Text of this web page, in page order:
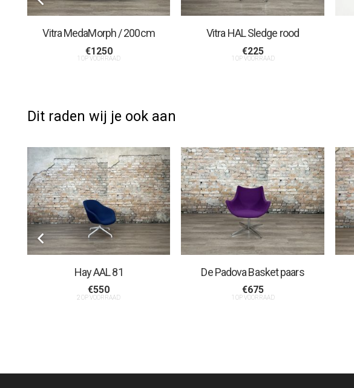
Vitra MedaMorph / 200cm
€1250
1 OP VOORRAAD
Vitra HAL Sledge rood
€225
1 OP VOORRAAD
Dit raden wij je ook aan
Hay AAL 81
€550
2 OP VOORRAAD
De Padova Basket paars
€675
1 OP VOORRAAD